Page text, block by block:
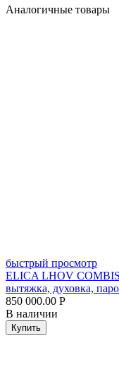
Аналогичные товары
быстрый просмотр
ELICA LHOV
вытяжка, духовка,
850 000.00 Р
В наличии
Купить